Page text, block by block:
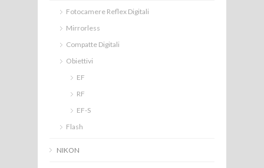
Fotocamere Reflex Digitali
Mirrorless
Compatte Digitali
Obiettivi
EF
RF
EF-S
Flash
NIKON